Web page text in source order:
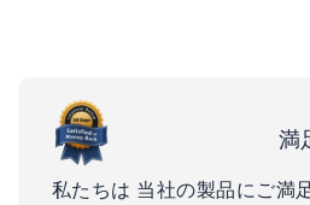
満
私たちは 当社の製品にご満